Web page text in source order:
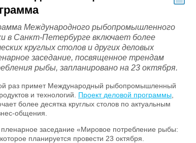
Международного рыбопромышленного
в Санкт-Петербурге включает более
круглых столов и других деловых
заседание, посвященное трендам
рыбы, запланировано на 23 октября.
раз примет Международный рыбопромышленный
и технологий. Проект деловой программы
более десятка круглых столов по актуальным
общения.
пленарное заседание «Мировое потребление рыбы:
планируется провести 23 октября.